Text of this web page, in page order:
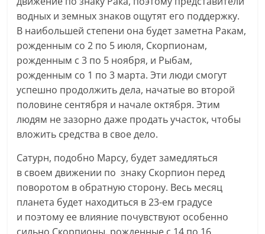
водных и земных знаков ощутят его поддержку.
В наибольшей степени она будет заметна Ракам,
рожденным со 2 по 5 июля, Скорпионам,
рожденным с 3 по 5 ноября, и Рыбам,
рожденным со 1 по 3 марта. Эти люди смогут
успешно продолжить дела, начатые во второй
половине сентября и начале октября. Этим
людям не зазорно даже продать участок, чтобы
вложить средства в свое дело.
Сатурн, подобно Марсу, будет замедляться
в своем движении по знаку Скорпион перед
поворотом в обратную сторону. Весь месяц
планета будет находиться в 23-ем градусе
и поэтому ее влияние почувствуют особенно